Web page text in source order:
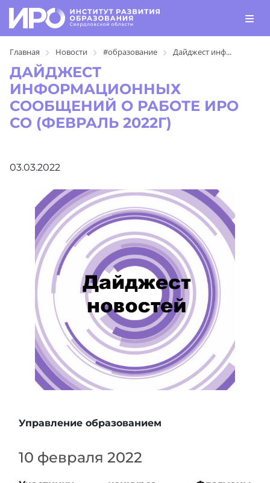
Главная Новости #образование Дайджест инф...
ДАЙДЖЕСТ
ИНФОРМАЦИОННЫХ
СООБЩЕНИЙ О РАБОТЕ ИРО
СО (ФЕВРАЛЬ 2022Г)
03.03.2022
Управление образованием
10 февраля 2022